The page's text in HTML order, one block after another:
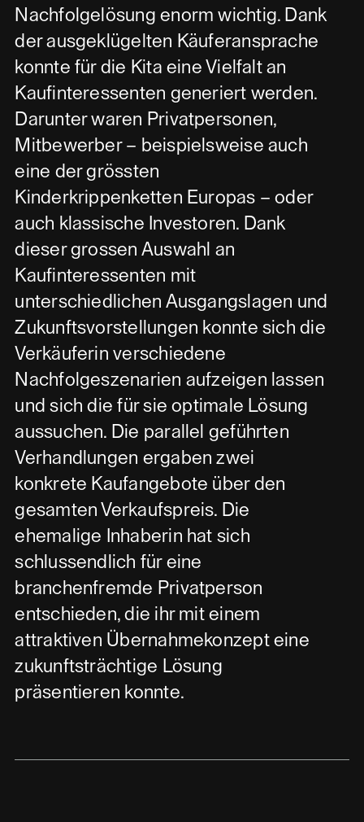
Nachfolgelösung enorm wichtig. Dank
der ausgeklügelten Käuferansprache
konnte für die Kita eine Vielfalt an
Kaufinteressenten generiert werden.
Darunter waren Privatpersonen,
Mitbewerber – beispielsweise auch
eine der grössten
Kinderkrippenketten Europas – oder
auch klassische Investoren. Dank
dieser grossen Auswahl an
Kaufinteressenten mit
unterschiedlichen Ausgangslagen und
Zukunftsvorstellungen konnte sich die
Verkäuferin verschiedene
Nachfolgeszenarien aufzeigen lassen
und sich die für sie optimale Lösung
aussuchen. Die parallel geführten
Verhandlungen ergaben zwei
konkrete Kaufangebote über den
gesamten Verkaufspreis. Die
ehemalige Inhaberin hat sich
schlussendlich für eine
branchenfremde Privatperson
entschieden, die ihr mit einem
attraktiven Übernahmekonzept eine
zukunftsträchtige Lösung
präsentieren konnte.